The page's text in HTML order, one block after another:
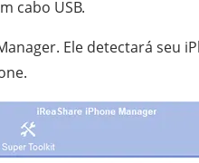
cabo USB.
Ele detectará seu